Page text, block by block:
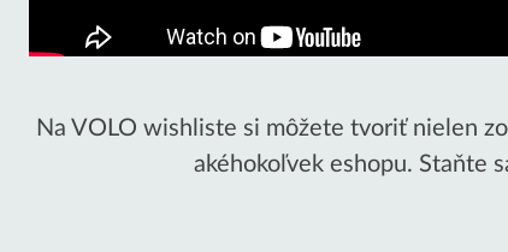
Na VOLO wishliste si môžete tvoriť nielen
akéhokoľvek eshopu. Staňte